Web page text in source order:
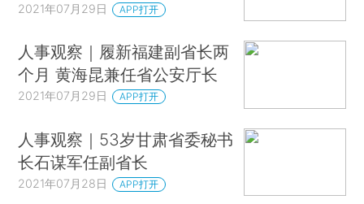
2021年07月29日 APP打开
人事观察｜履新福建副省长两
个月 黄海昆兼任省公安厅长
2021年07月29日 APP打开
人事观察｜53岁甘肃省委秘书
长石谋军任副省长
2021年07月28日 APP打开